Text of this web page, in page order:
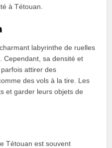
à Tétouan.
labyrinthe de ruelles
Cependant, sa densité et
attirer des
des vols à la tire. Les
et garder leurs objets de
Tétouan est souvent